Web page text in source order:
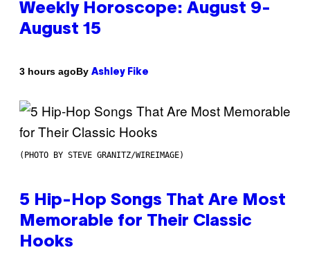
Weekly Horoscope: August 9-
August 15
3 hours agoBy Ashley Fike
(PHOTO BY STEVE GRANITZ/WIREIMAGE)
5 Hip-Hop Songs That Are Most
Memorable for Their Classic
Hooks